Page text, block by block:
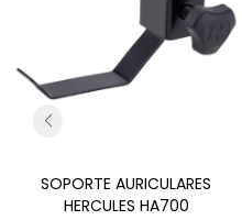
SOPORTE AURICULARES
HERCULES HA700